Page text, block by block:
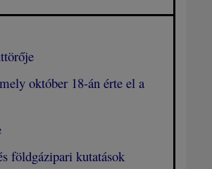
október 18-án érte el a
földgázipari kutatások